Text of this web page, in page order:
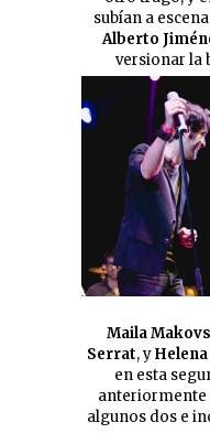
subían a escena
Alberto
versionar la
Maila
Serrat, y
en esta
algunos dos e